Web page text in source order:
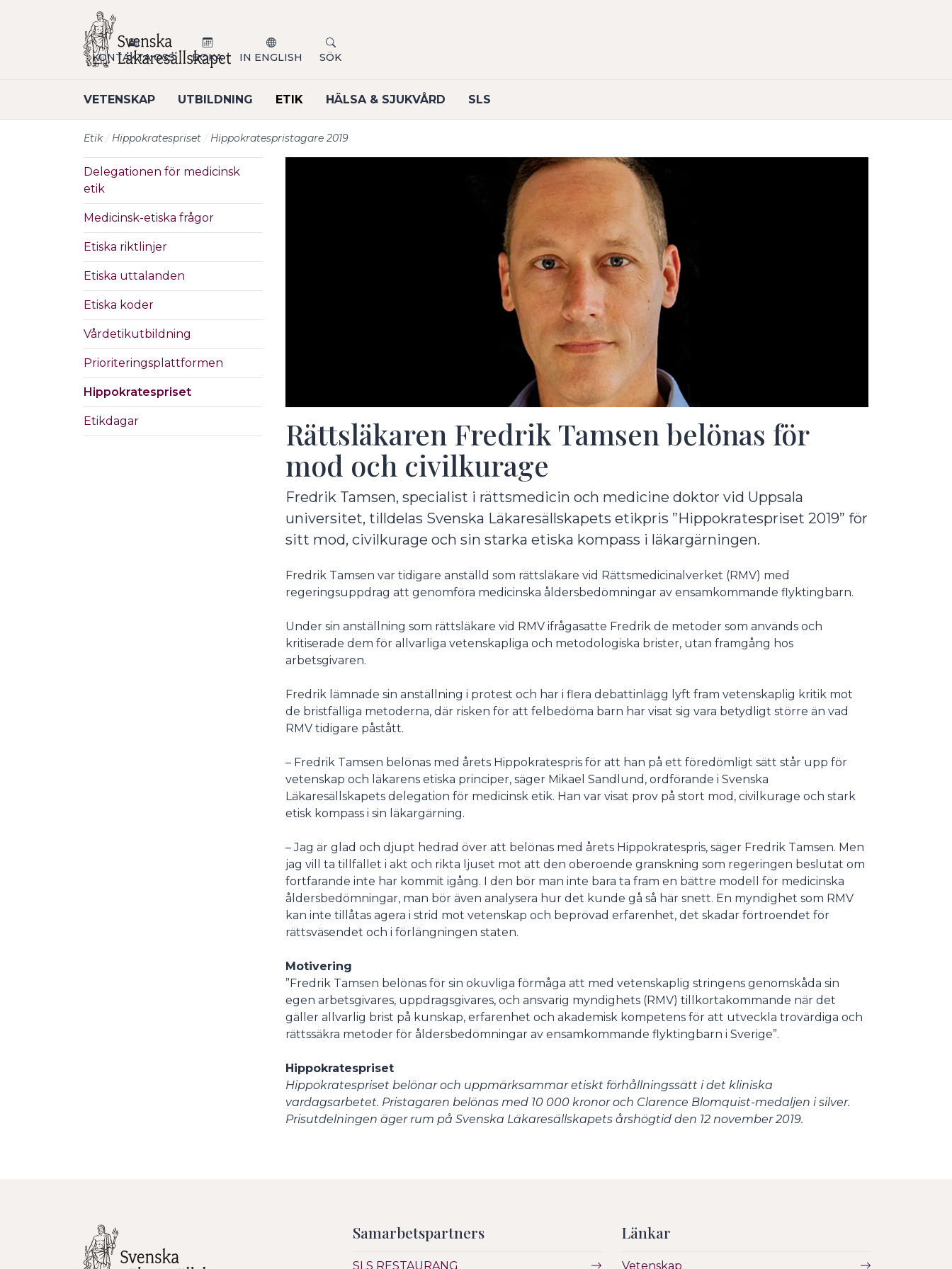
VETENSKAP UTBILDNING ETIK HÄLSA & SJUKVÅRD SLS
KONTAKTA OSS BOKA IN ENGLISH SÖK
Etik Hippokratespriset Hippokratespristagare 2019
Delegationen för medicinsk
etik
Medicinsk-etiska frågor
Etiska riktlinjer
Etiska uttalanden
Etiska koder
Vårdetikutbildning
Prioriteringsplattformen
Hippokratespriset
Etikdagar
Rättsläkaren Fredrik Tamsen belönas för
mod och civilkurage
Fredrik Tamsen, specialist i rättsmedicin och medicine doktor vid Uppsala
universitet, tilldelas Svenska Läkaresällskapets etikpris ”Hippokratespriset 2019” för
sitt mod, civilkurage och sin starka etiska kompass i läkargärningen.
Fredrik Tamsen var tidigare anställd som rättsläkare vid Rättsmedicinalverket (RMV) med
regeringsuppdrag att genomföra medicinska åldersbedömningar av ensamkommande flyktingbarn.
Under sin anställning som rättsläkare vid RMV ifrågasatte Fredrik de metoder som används och
kritiserade dem för allvarliga vetenskapliga och metodologiska brister, utan framgång hos
arbetsgivaren.
Fredrik lämnade sin anställning i protest och har i flera debattinlägg lyft fram vetenskaplig kritik mot
de bristfälliga metoderna, där risken för att felbedöma barn har visat sig vara betydligt större än vad
RMV tidigare påstått.
– Fredrik Tamsen belönas med årets Hippokratespris för att han på ett föredömligt sätt står upp för
vetenskap och läkarens etiska principer, säger Mikael Sandlund, ordförande i Svenska
Läkaresällskapets delegation för medicinsk etik. Han var visat prov på stort mod, civilkurage och stark
etisk kompass i sin läkargärning.
– Jag är glad och djupt hedrad över att belönas med årets Hippokratespris, säger Fredrik Tamsen. Men
jag vill ta tillfället i akt och rikta ljuset mot att den oberoende granskning som regeringen beslutat om
fortfarande inte har kommit igång. I den bör man inte bara ta fram en bättre modell för medicinska
åldersbedömningar, man bör även analysera hur det kunde gå så här snett. En myndighet som RMV
kan inte tillåtas agera i strid mot vetenskap och beprövad erfarenhet, det skadar förtroendet för
rättsväsendet och i förlängningen staten.
Motivering
”Fredrik Tamsen belönas för sin okuvliga förmåga att med vetenskaplig stringens genomskåda sin
egen arbetsgivares, uppdragsgivares, och ansvarig myndighets (RMV) tillkortakommande när det
gäller allvarlig brist på kunskap, erfarenhet och akademisk kompetens för att utveckla trovärdiga och
rättssäkra metoder för åldersbedömningar av ensamkommande flyktingbarn i Sverige”.
Hippokratespriset
Hippokratespriset belönar och uppmärksammar etiskt förhållningssätt i det kliniska
vardagsarbetet. Pristagaren belönas med 10 000 kronor och Clarence Blomquist-medaljen i silver.
Prisutdelningen äger rum på Svenska Läkaresällskapets årshögtid den 12 november 2019.
Samarbetspartners
SLS RESTAURANG
Länkar
Vetenskap